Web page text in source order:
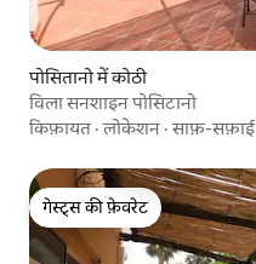
पोसितानो में कोठी
विला सनशाइन पोसिटानो
किफ़ायत ·लोकेशन ·साफ़-सफ़ाई
गेस्ट्स की फ़ेवरेट
गेस्ट्स की फ़ेवरेट